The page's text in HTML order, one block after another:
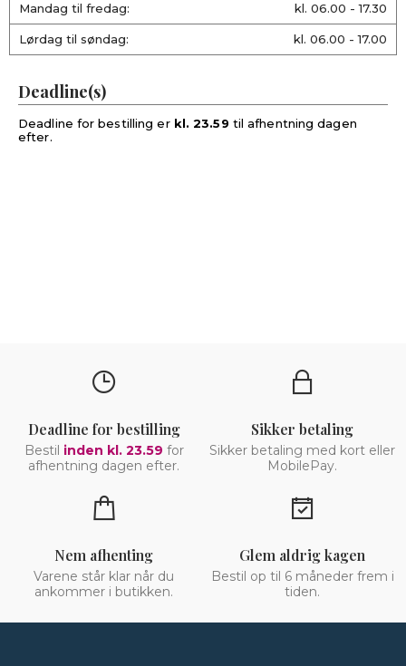
Mandag til fredag: kl. 06.00 - 17.30
Lørdag til søndag: kl. 06.00 - 17.00
Deadline(s)
Deadline for bestilling er kl. 23.59 til afhentning dagen
efter.
Deadline for bestilling
Bestil inden kl. 23.59 for
afhentning dagen efter.
Sikker betaling
Sikker betaling med kort eller
MobilePay.
Nem afhenting
Varene står klar når du
ankommer i butikken.
Glem aldrig kagen
Bestil op til 6 måneder frem i
tiden.